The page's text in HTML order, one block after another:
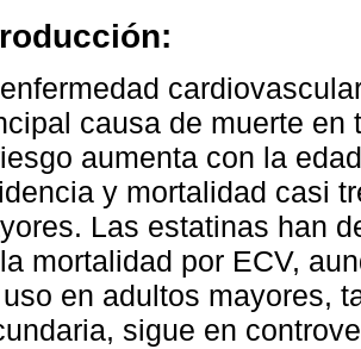
causa de muerte en
aumenta con la
y mortalidad casi
Las estatinas han
mortalidad por ECV,
en adultos mayores,
sigue en